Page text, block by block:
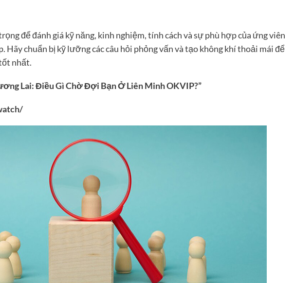
để đánh giá kỹ năng, kinh nghiệm, tính cách và sự phù hợp của ứng viên
Hãy chuẩn bị kỹ lưỡng các câu hỏi phỏng vấn và tạo không khí thoải mái để
nhất.
Lai: Điều Gì Chờ Đợi Bạn Ở Liên Minh OKVIP?”